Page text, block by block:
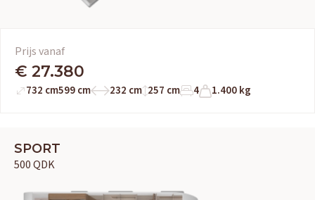
Prijs vanaf
€ 27.380
732 cm599 cm 232 cm 257 cm 4 1.400 kg
SPORT
500 QDK